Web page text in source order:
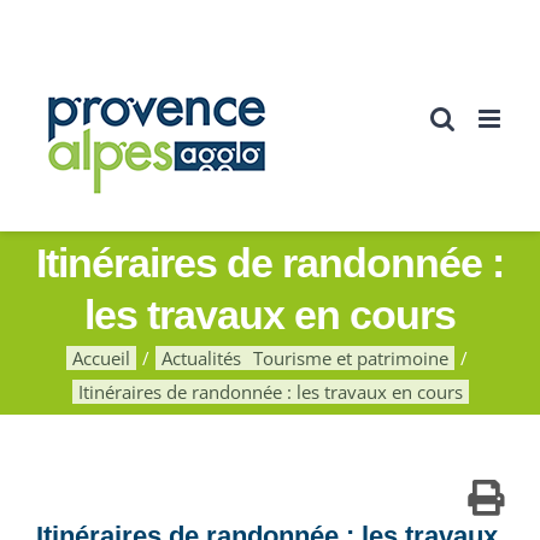
Itinéraires de randonnée :
les travaux en cours
Accueil Actualités Tourisme et patrimoine
Itinéraires de randonnée : les travaux en cours